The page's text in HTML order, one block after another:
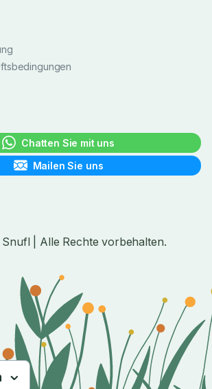
Chatten Sie mit uns
Mailen Sie uns
Snufl | Alle Rechte vorbehalten.